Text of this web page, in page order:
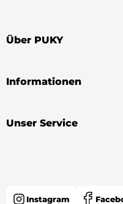
Über PUKY
Informationen
Unser Service
Instagram